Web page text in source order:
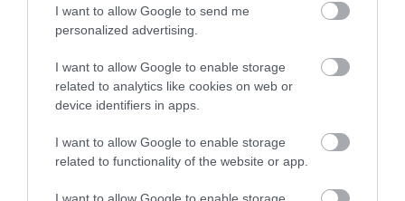
I want to allow Google to send me
personalized advertising.
I want to allow Google to enable storage
related to analytics like cookies on web or
device identifiers in apps.
I want to allow Google to enable storage
related to functionality of the website or app.
I want to allow Google to enable storage
04.08.2026
Σκλαβενίτης: Άνοιξε νέο κατάστημα στη